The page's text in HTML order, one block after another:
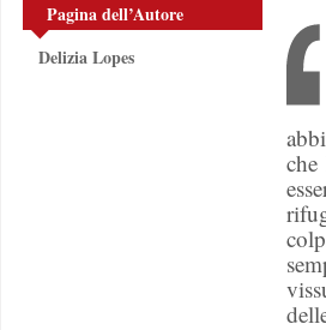
Pagina dell’Autore
Delizia Lopes